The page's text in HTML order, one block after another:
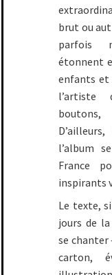
brut ou
parfois
étonnent
enfants et
l’artiste
l’album
France
inspirants
Le texte,
jours de
se chanter
carton,